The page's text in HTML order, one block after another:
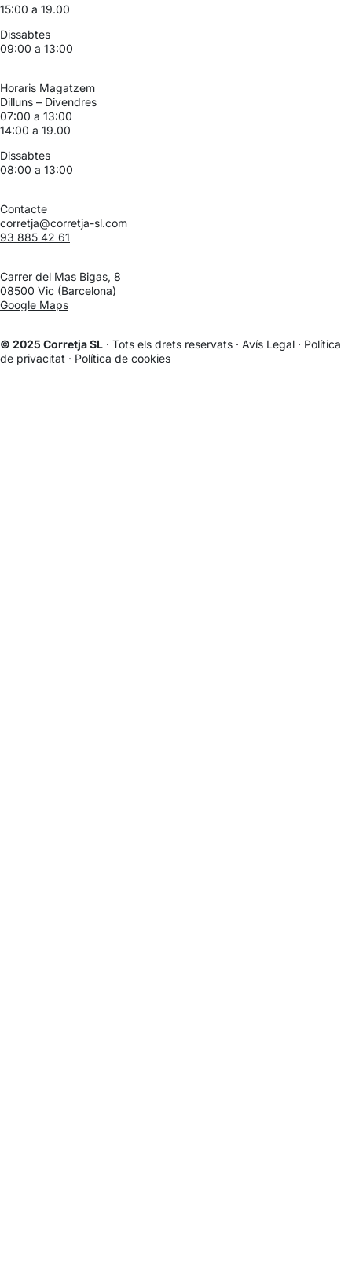
15:00 a 19.00
Dissabtes
09:00 a 13:00
Horaris Magatzem
Dilluns – Divendres
07:00 a 13:00
14:00 a 19.00
Dissabtes
08:00 a 13:00
Contacte
corretja@corretja-sl.com
93 885 42 61
Carrer del Mas Bigas, 8
08500 Vic (Barcelona)
Google Maps
© 2025 Corretja SL · Tots els drets reservats · Avís Legal · Política
de privacitat · Política de cookies